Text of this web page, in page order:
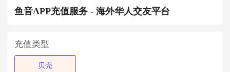
鱼音APP充值服务 - 海外华人交友平台
充值类型
贝壳